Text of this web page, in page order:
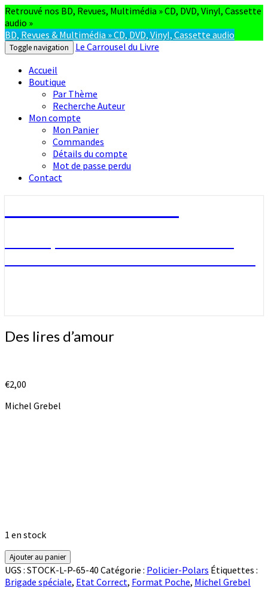
Retrouvé nos BD, Revues, Multimédia » CD, DVD, Vinyl, Cassette
audio »
BD, Revues & Multimédia » CD, DVD, Vinyl, Cassette audio
Toggle navigation
Le Carrousel du Livre
Accueil
Boutique
Par Thème
Recherche Auteur
Mon compte
Mon Panier
Commandes
Détails du compte
Mot de passe perdu
Contact
Des
lires
Des lires d’amour
€2,00
Michel Grebel
1 en stock
quantité
de
Des
Ajouter au panier
UGS : STOCK-L-P-65-40 Catégorie : Policier-Polars Étiquettes :
Brigade spéciale, Etat Correct, Format Poche, Michel Grebel